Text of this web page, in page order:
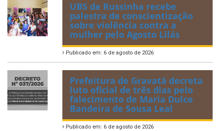
UBS de Russinha recebe
palestra de conscientização
sobre violência contra a
mulher pelo Agosto Lilás
Publicado em: 6 de agosto de 2026
Prefeitura de Gravatá decreta
luto oficial de três dias pelo
falecimento de Maria Dulce
Bandeira de Sousa Leal
Publicado em: 6 de agosto de 2026